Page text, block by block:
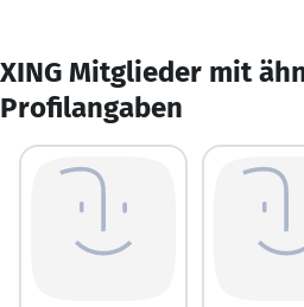
XING Mitglieder mit
Profilangaben